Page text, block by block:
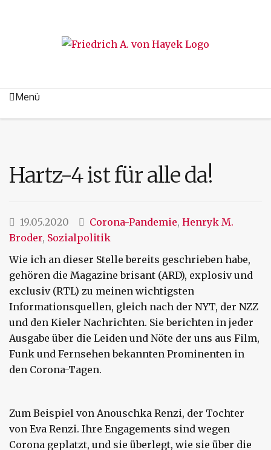
Menü
Hartz-4 ist für alle da!
19.05.2020 Corona-Pandemie, Henryk M.
Broder, Sozialpolitik
Wie ich an dieser Stelle bereits geschrieben habe,
gehören die Magazine brisant (ARD), explosiv und
exclusiv (RTL) zu meinen wichtigsten
Informationsquellen, gleich nach der NYT, der NZZ
und den Kieler Nachrichten. Sie berichten in jeder
Ausgabe über die Leiden und Nöte der uns aus Film,
Funk und Fernsehen bekannten Prominenten in
den Corona-Tagen.
Zum Beispiel von Anouschka Renzi, der Tochter
von Eva Renzi. Ihre Engagements sind wegen
Corona geplatzt, und sie überlegt, wie sie über die